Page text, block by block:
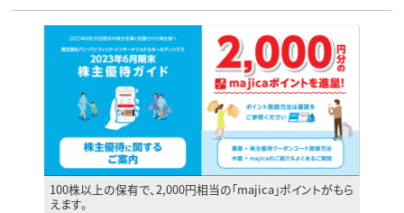
100株以上の保有で、2,000円相当の｢majica｣ポイントがもら
えます。